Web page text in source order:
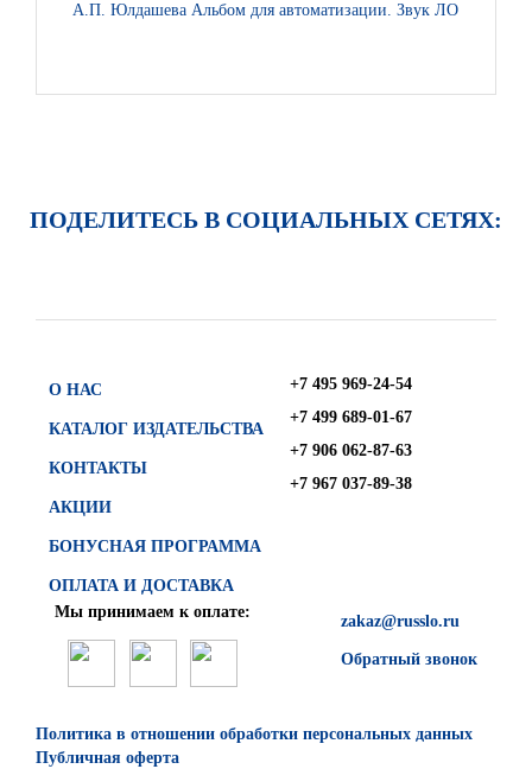
А.П. Юлдашева Альбом для автоматизации. Звук ЛО.А.
ПОДЕЛИТЕСЬ В СОЦИАЛЬНЫХ СЕТЯХ:
О НАС
КАТАЛОГ ИЗДАТЕЛЬСТВА
КОНТАКТЫ
АКЦИИ
БОНУСНАЯ ПРОГРАММА
ОПЛАТА И ДОСТАВКА
+7 495 969-24-54
+7 499 689-01-67
+7 906 062-87-63
+7 967 037-89-38
zakaz@russlo.ru
Обратный звонок
Мы принимаем к оплате:
Политика в отношении обработки персональных данных
Публичная оферта